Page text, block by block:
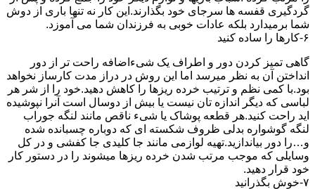
گردگیری قفسه ها سرجای خود بگذارند.این کار نه تنها باری از دوش
شما برمیدارد بلکه عادات خوبی به فرزندان شما می آموزد.
۶-کارها را ساده کنید
گاهی تمیز کردن دور و اطراف یک شیءاضافه راحت تر از دور
انداختن آن به نظر میرسد اما این روش در دراز مدت کارساز نخواهد
بود.با کمی نظم و ترتیب خرده ریزها را کاهش دهید.خود را از شر هر
لباسی که دیگر اندازه تان نیست یا بیش از دوسال است آنرا نپوشیده
اید راحت کنید.هر قطعه پوشاک یا شیء ناقص مانند لنگه جوراب
لنگه گوشواره بدلی ظروف شکسته ای که دوباره چسبانده شده
و…را دور بیاندازید.تهیه لوازمی مانند جا کلیدی جا کفشی و در کل
وسایلی که موجب مرتب شدن خرده ریزها میشوند را در دستور کار
خود قرار دهید.
۷-خوش بگذرانید